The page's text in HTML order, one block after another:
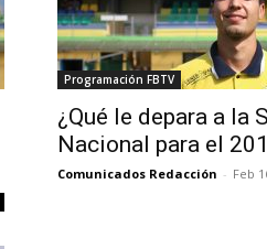
Programación FBTV
¿Qué le depara a la
Nacional para el
Comunicados Redacción - Feb